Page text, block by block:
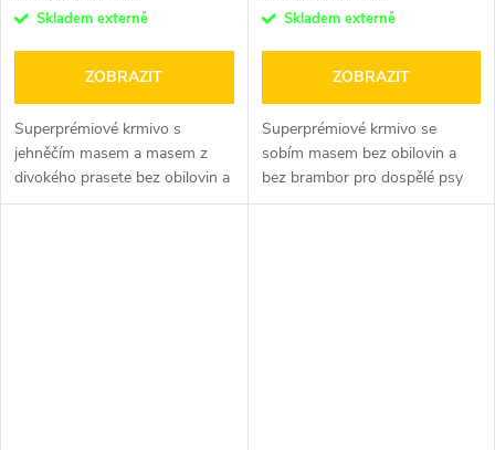
cena:Skladem externě
ZOBRAZIT
Superprémiové krmivo s
jehněčím masem a masem z
divokého prasete bez obilovin a
bez brambor pro dospělé psy
cena:Skladem externě
ZOBRAZIT
Superprémiové krmivo se
sobím masem bez obilovin a
bez brambor pro dospělé psy
všech plemen.